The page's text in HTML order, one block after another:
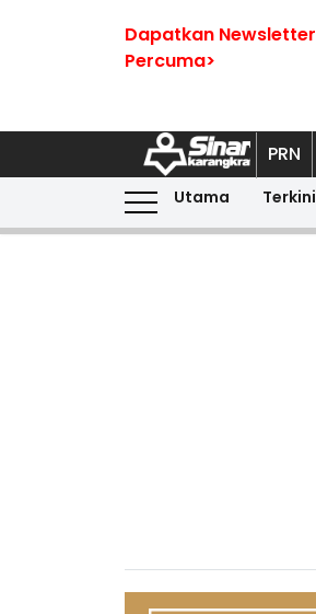
Dapatkan Newsletter
Percuma>
PRN
Utama Terkini